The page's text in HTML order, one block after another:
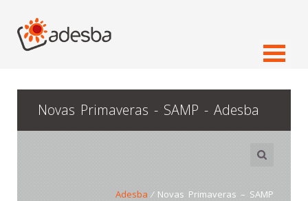
Novas Primaveras - SAMP - Adesba
Adesba ⁄ Novas Primaveras – SAMP